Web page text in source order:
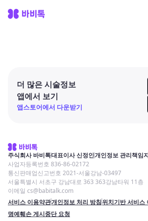
더 많은 시술정보
앱에서 보기
앱스토어에서 다운받기
주식회사 바비톡대표이사 신정인개인정보 관리책임
사업자등록번호 836-86-02172
통신판매업신고번호 2021-서울강남-03497
서울특별시 서초구 강남대로 363 363강남타워 11층
이메일 cs@babitalk.com
서비스 이용약관개인정보 처리 방침위치기반 서비스
명예훼손 게시중단 요청